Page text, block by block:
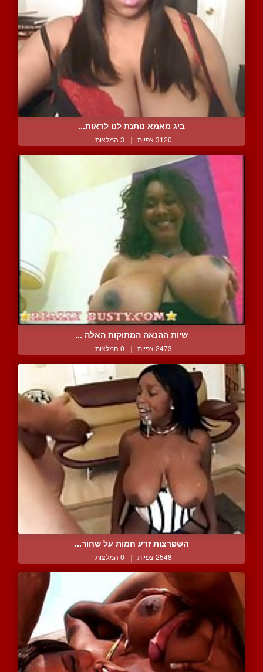
ביג מאמא נותנת לנו לראות...
3120 צפיות | 3 המלצות
שיות ההנאה המתוקות האלה ...
2473 צפיות | 0 המלצות
השפרצות זרע חמות על שחור...
2548 צפיות | 0 המלצות